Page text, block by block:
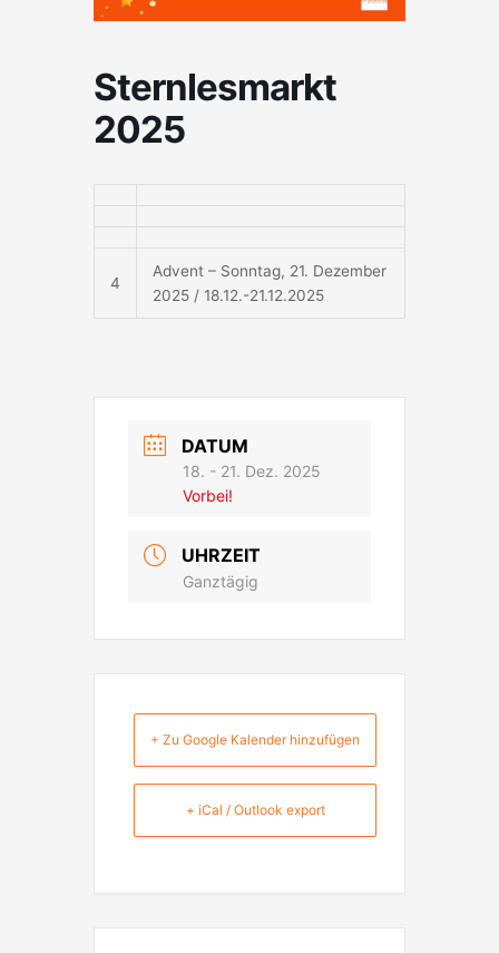
Sternlesmarkt
2025
4
Advent – Sonntag, 21. Dezember
2025 / 18.12.-21.12.2025
DATUM
18. - 21. Dez. 2025
Vorbei!
UHRZEIT
Ganztägig
+ Zu Google Kalender hinzufügen
+ iCal / Outlook export